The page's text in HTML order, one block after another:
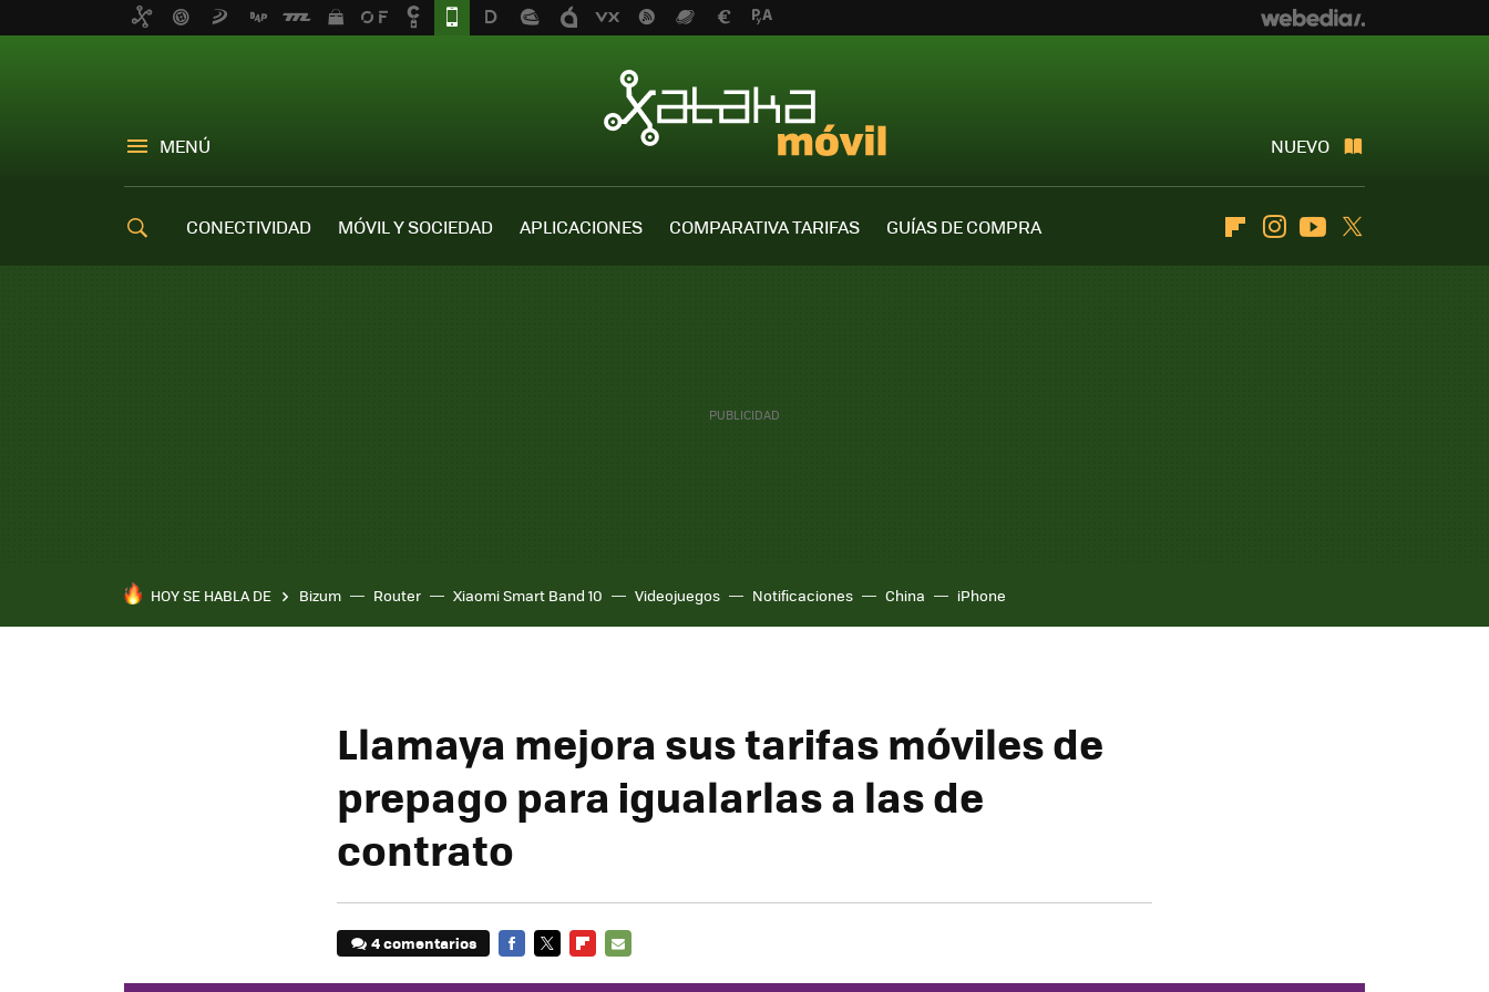
MENÚ NUEVO
CONECTIVIDAD MÓVIL Y SOCIEDAD APLICACIONES COMPARATIVA TARIFAS
GUÍAS DE COMPRA
FlipboardInstagramYoutube
HOY SE HABLA DE Bizum Router Xiaomi Smart Band 10 Videojuegos Notificaciones China iPhone
Llamaya mejora sus tarifas móviles de
prepago para igualarlas a las de
contrato
4 comentarios